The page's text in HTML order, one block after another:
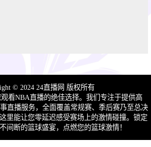
© 2024 24直播网 版权所有
观看NBA直播的绝佳选择。我们专注于提供高
直播服务，全面覆盖常规赛、季后赛乃至总决
里能让您零延迟感受赛场上的激情碰撞。锁定
间断的篮球盛宴，点燃您的篮球激情！